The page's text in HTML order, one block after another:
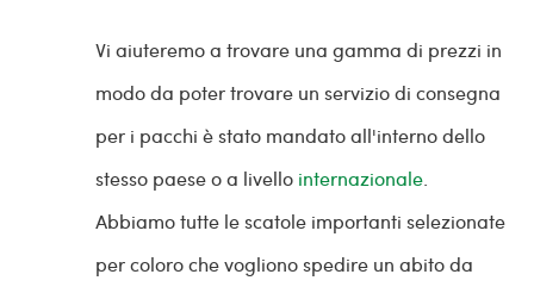
Vi aiuteremo a trovare una gamma di prezzi in
modo da poter trovare un servizio di consegna
per i pacchi è stato mandato all'interno dello
stesso paese o a livello internazionale
Abbiamo tutte le scatole importanti selezionate
per coloro che vogliono spedire un abito da